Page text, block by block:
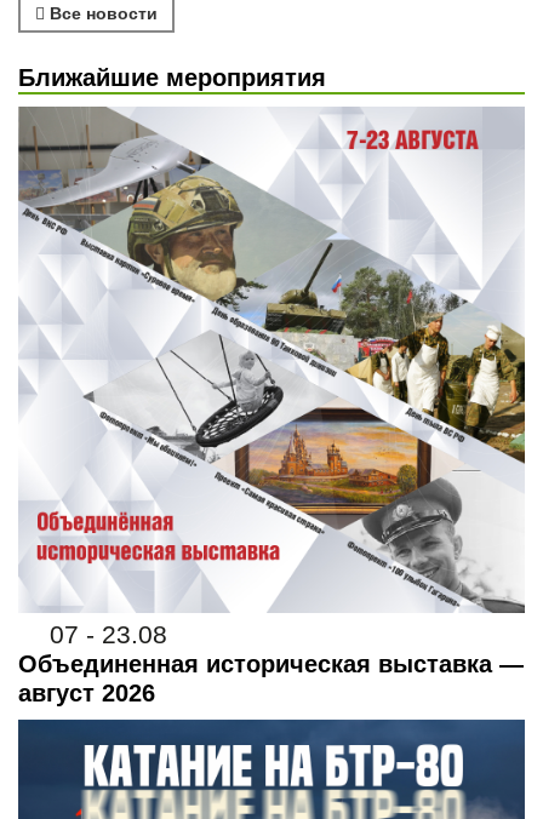
Все новости
Ближайшие мероприятия
07 - 23.08
Объединенная историческая выставка —
август 2026